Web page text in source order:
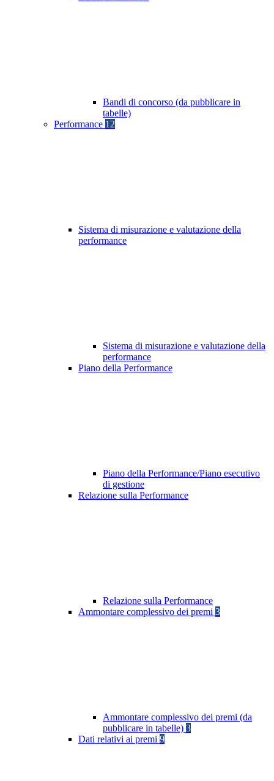
Bandi di concorso (da pubblicare in
tabelle)
Performance 12
Sistema di misurazione e valutazione della
performance
Sistema di misurazione e valutazione della
performance
Piano della Performance
Piano della Performance/Piano esecutivo
di gestione
Relazione sulla Performance
Relazione sulla Performance
Ammontare complessivo dei premi 3
Ammontare complessivo dei premi (da
pubblicare in tabelle) 3
Dati relativi ai premi 9